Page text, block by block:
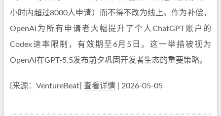
小时内超过8000人申请）而不得不改为线上。作为补偿，
OpenAI为所有申请者大幅提升了个人ChatGPT账户的
Codex速率限制，有效期至6月5日。这一举措被视为
OpenAI在GPT-5.5发布前夕巩固开发者生态的重要策略。
[来源：VentureBeat] 查看详情 | 2026-05-05